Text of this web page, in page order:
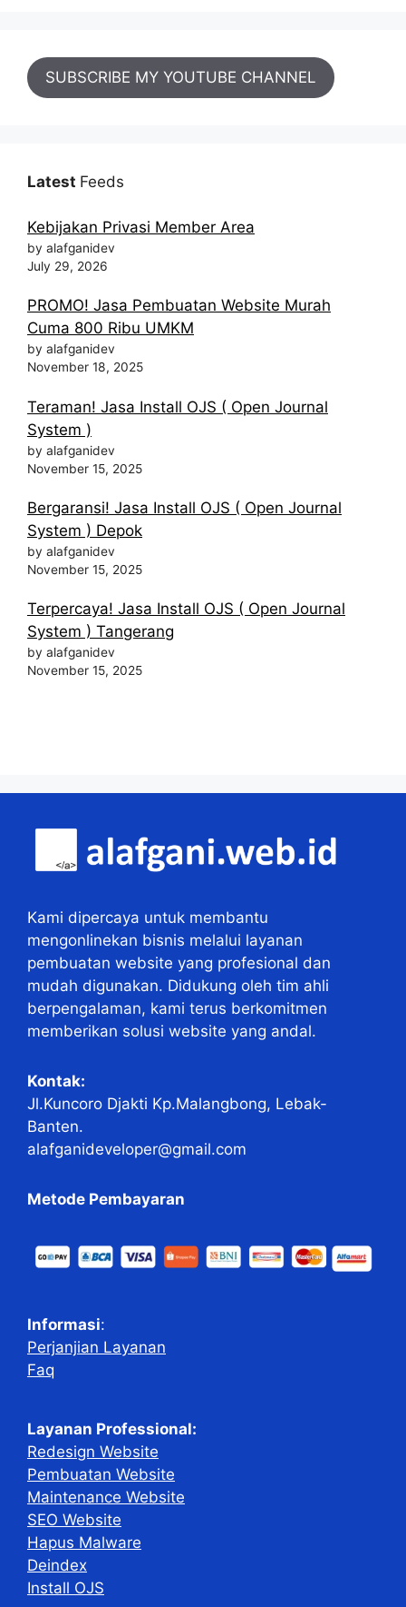
SUBSCRIBE MY YOUTUBE CHANNEL
Latest Feeds
Kebijakan Privasi Member Area
by alafganidev
July 29, 2026
PROMO! Jasa Pembuatan Website Murah
Cuma 800 Ribu UMKM
by alafganidev
November 18, 2025
Teraman! Jasa Install OJS ( Open Journal
System )
by alafganidev
November 15, 2025
Bergaransi! Jasa Install OJS ( Open Journal
System ) Depok
by alafganidev
November 15, 2025
Terpercaya! Jasa Install OJS ( Open Journal
System ) Tangerang
by alafganidev
November 15, 2025
Kami dipercaya untuk membantu
mengonlinekan bisnis melalui layanan
pembuatan website yang profesional dan
mudah digunakan. Didukung oleh tim ahli
berpengalaman, kami terus berkomitmen
memberikan solusi website yang andal.
Kontak:
Jl.Kuncoro Djakti Kp.Malangbong, Lebak-
Banten.
alafganideveloper@gmail.com
Metode Pembayaran
Informasi:
Perjanjian Layanan
Faq
Layanan Professional:
Redesign Website
Pembuatan Website
Maintenance Website
SEO Website
Hapus Malware
Deindex
Install OJS